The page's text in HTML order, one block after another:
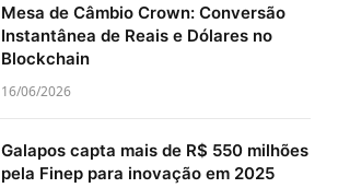
Mesa de Câmbio Crown: Conversão
Instantânea de Reais e Dólares no
Blockchain
16/06/2026
Galapos capta mais de R$ 550 milhões
pela Finep para inovação em 2025